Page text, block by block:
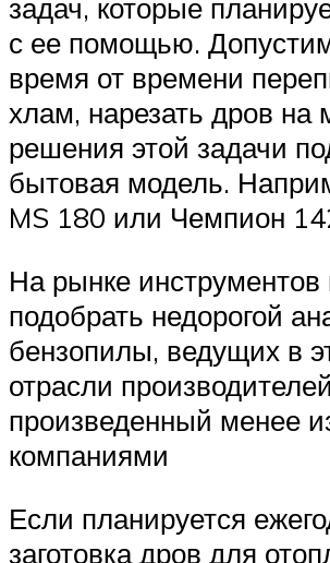
задач, которые
с ее помощью.
время от времени
хлам, нарезать дров на
решения этой задачи
бытовая модель.
MS 180 или Чемпион
На рынке
подобрать недорогой
бензопилы, ведущих в
отрасли
произведенный менее
компаниями
Если планируется
заготовка дров для